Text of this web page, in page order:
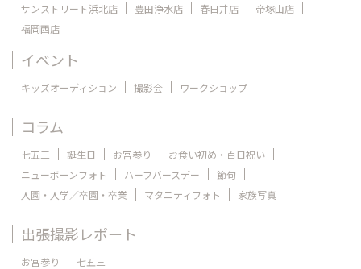
サンストリート浜北店
豊田浄水店 春日井店
帝塚山店
福岡西店
イベント
キッズオーディション 撮影会 ワークショップ
コラム
七五三 誕生日 お宮参り
お食い初め・百日祝い
ニューボーンフォト
ハーフバースデー
節句
入園・入学／卒園・卒業
マタニティフォト 家族写真
出張撮影レポート
お宮参り 七五三